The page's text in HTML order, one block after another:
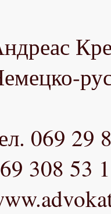
069 29
308 53